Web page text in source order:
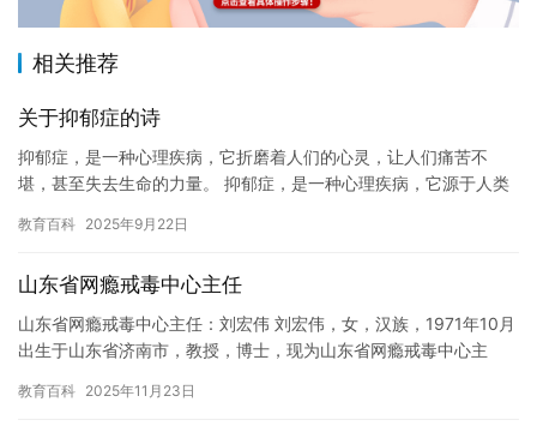
相关推荐
关于抑郁症的诗
抑郁症，是一种心理疾病，它折磨着人们的心灵，让人们痛苦不
堪，甚至失去生命的力量。 抑郁症，是一种心理疾病，它源于人类
一种…
教育百科 2025年9月22日
山东省网瘾戒毒中心主任
山东省网瘾戒毒中心主任：刘宏伟 刘宏伟，女，汉族，1971年10月
出生于山东省济南市，教授，博士，现为山东省网瘾戒毒中心主
教育百科 2025年11月23日